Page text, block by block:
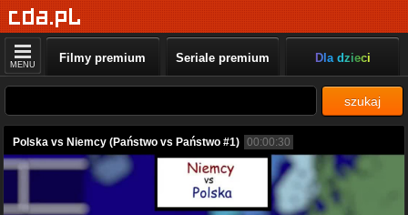
MENU Filmy premium Seriale premium Dla dzieci
szukaj
Polska vs Niemcy (Państwo vs Państwo #1) 00:00:30